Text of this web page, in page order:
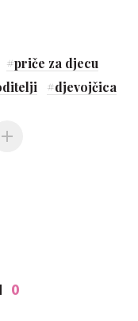
#priče za djecu
#djevojčica
0